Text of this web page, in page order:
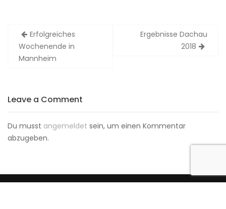
Beitragsnavigation
Erfolgreiches
Wochenende in
Mannheim
Ergebnisse Dachau
2018
Leave a Comment
Du musst angemeldet sein, um einen Kommentar
abzugeben.